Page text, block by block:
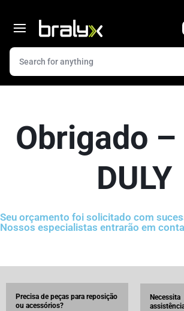
Obrigado –
DULY
Seu orçamento foi solicitado com
Nossos especialistas entrarão em
Precisa de peças para reposição
ou acessórios?
Necessita